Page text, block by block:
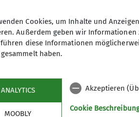
Sie mit mir auf eine
der Firma
und seiner Nachfolger für die
und Fahrzeugbau. Bei
bis hin zum futuristischen
PKW-Ikonen, darunter auch
Cookies, um Inhalte und
Außerdem geben wir
diese Informationen
haben.
ANALYTICS
MOOBLY
Akzeptieren
Cookie